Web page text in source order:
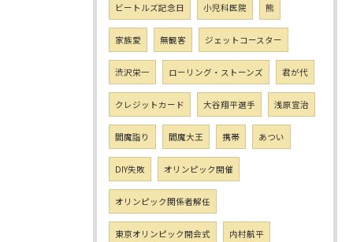
ビートルズ記念日 小児科医院 熊
家族愛 無観客 ジェットコースター
渋沢栄一 ローリング・ストーンズ 君が代
クレジットカード 大谷翔平選手 浅原宣治
閻魔詣り 閻魔大王 携帯 あつい
DIY失敗 オリンピック開催
オリンピック関係者解任
東京オリンピック開会式 内村航平